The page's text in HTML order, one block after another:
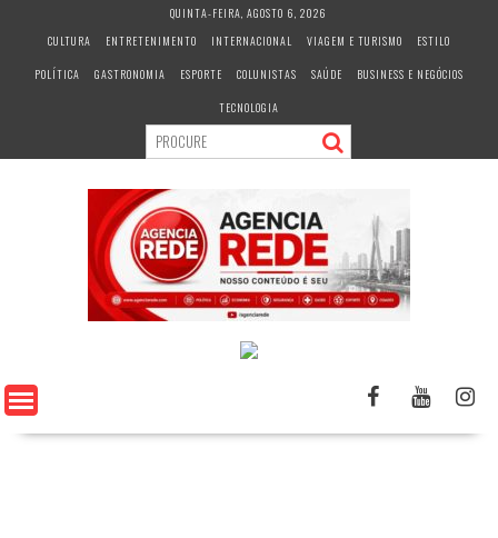
c
QUINTA-FEIRA, AGOSTO 6, 2026
CULTURA
ENTRETENIMENTO INTERNACIONAL VIAGEM E TURISMO
ESTILO
POLÍTICA
GASTRONOMIA ESPORTE COLUNISTAS SAÚDE
BUSINESS E NEGÓCIOS
TECNOLOGIA